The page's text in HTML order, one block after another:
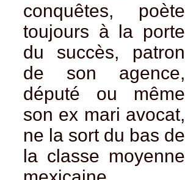
conquêtes, poète
toujours à la porte
du succès, patron
de son agence,
député ou même
son ex mari avocat,
ne la sort du bas de
la classe moyenne